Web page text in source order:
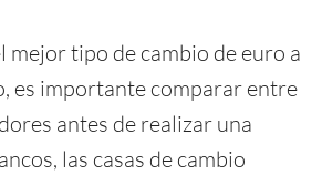
mejor tipo de cambio de euro a
es importante comparar entre
antes de realizar una
las casas de cambio